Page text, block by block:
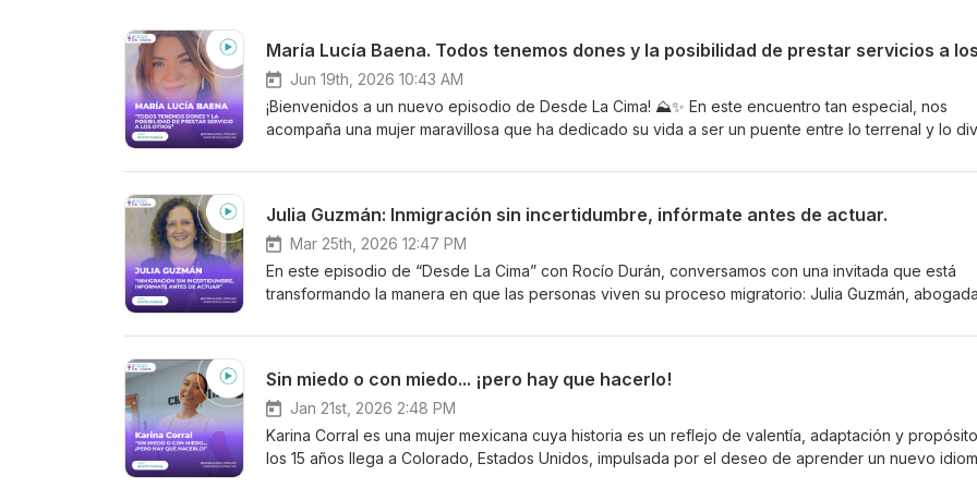
Jun 19th, 2026 10:43 AM
¡Bienvenidos a un nuevo episodio de Desde La Cima! ⛰️✨ En este encuentro tan especial, nos
acompaña una mujer maravillosa que ha dedicado su vida a ser un puente entre lo terrenal y lo
hermoso camino de luz con un propósito clarísimo: conectar con los Seres de Luz para ofrecerte
dedicación admirables, hoy nos comparte su sabiduría para ayudarnos a comprender nuestros
procesos de vida, encontrar una paz interior reconfortante, liberar bloqueos emocionales y
con amor nuestro propósito divino. En este episodio, María Lucía nos revela en detalle cómo inició
este proceso, cómo funciona su conexión diaria con los ángeles y nos hace una invitación muy
respuestas, paz o simplemente quieres sintonizar con la energía de tus guías espirituales, ¡este
Julia Guzmán: Inmigración sin incertidumbre, infórmate antes de actuar.
Mar 25th, 2026 12:47 PM
En este episodio de “Desde La Cima” con Rocío Durán, conversamos con una invitada que está
transformando la manera en que las personas viven su proceso migratorio: Julia Guzmán,
reconocida por su liderazgo —incluyendo su rol como Chair 2025-2026 de la American
con algo más que conocimiento legal: con empatía, claridad y compromiso real. En esta
profunda y necesaria, hablamos sobre: Los cambios recientes en las leyes de inmigración en Estados
Unidos La importancia de estar bien informado para tomar decisiones seguras Errores comunes
pueden afectar tu proceso migratorio Porque cuando se trata de inmigración, la información correcta
Sin miedo o con miedo... ¡pero hay que hacerlo!
Jan 21st, 2026 2:48 PM
Karina Corral es una mujer mexicana cuya historia es un reflejo de valentía, adaptación y
los 15 años llega a Colorado, Estados Unidos, impulsada por el deseo de aprender un nuevo